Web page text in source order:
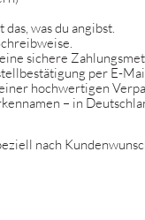
was du angibst.
sichere
per E-
hochwertigen
– in
nach